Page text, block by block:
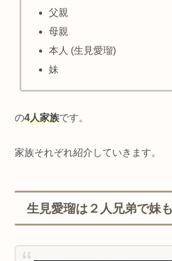
父親
母親
本人 (生見愛瑠)
妹
の4人家族です。
家族それぞれ紹介していきます。
生見愛瑠は２人兄弟で妹